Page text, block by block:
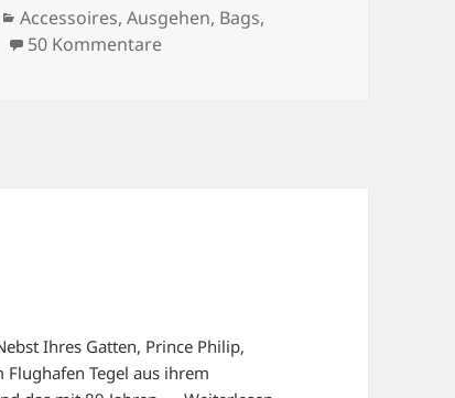
Kategorien
Accessoires,Ausgehen, Bags,
50 Kommentarezu MY AUDREY MOMENT.
Ihres Gatten, Prince Philip,
Tegel aus ihrem